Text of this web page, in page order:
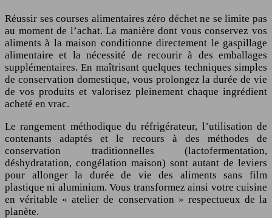
Réussir ses courses alimentaires zéro déchet ne se limite pas
au moment de l’achat. La manière dont vous conservez vos
aliments à la maison conditionne directement le gaspillage
alimentaire et la nécessité de recourir à des emballages
supplémentaires. En maîtrisant quelques techniques simples
de conservation domestique, vous prolongez la durée de vie
de vos produits et valorisez pleinement chaque ingrédient
acheté en vrac.
Le rangement méthodique du réfrigérateur, l’utilisation de
contenants adaptés et le recours à des méthodes de
conservation traditionnelles (lactofermentation,
déshydratation, congélation maison) sont autant de leviers
pour allonger la durée de vie des aliments sans film
plastique ni aluminium. Vous transformez ainsi votre cuisine
en véritable « atelier de conservation » respectueux de la
planète.